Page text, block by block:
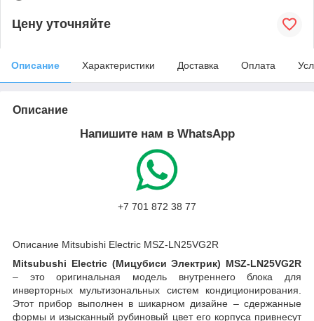
Цену уточняйте
Описание Характеристики Доставка Оплата
Описание
Напишите нам в WhatsApp
+7 701 872 38 77
Описание Mitsubishi Electric MSZ-LN25VG2R
Mitsubushi Electric (Мицубиси Электрик) MSZ-LN25VG2R
– это оригинальная модель внутреннего блока для
инверторных мультизональных систем кондиционирования.
Этот прибор выполнен в шикарном дизайне – сдержанные
формы и изысканный рубиновый цвет его корпуса привнесут